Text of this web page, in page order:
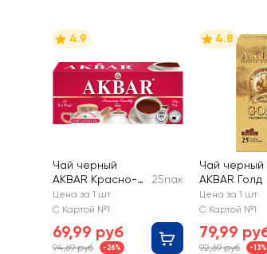
4.9
Чай черный
AKBAR Красно-
белая серия
Ceylon байховый
25пак
Цена за 1 шт
С Картой №1
69,99 руб
94,69 руб -26%
4.8
Чай черный
AKBAR Голд
Цена за 1 шт
С Картой №1
79,99
92,69 руб -13%